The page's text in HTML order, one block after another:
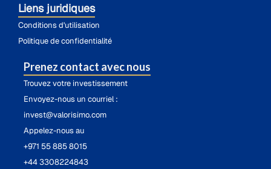
Liens juridiques
Conditions d'utilisation
Politique de confidentialité
Prenez contact avec nous
Trouvez votre investissement
Envoyez-nous un courriel :
invest@valorisimo.com
Appelez-nous au
+971 55 885 8015
+44 3308224843